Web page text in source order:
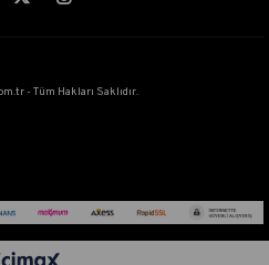
- Tüm Hakları Saklıdır.